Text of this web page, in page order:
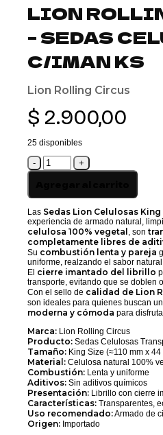
LION
– SEDAS
C/IMAN KS
Lion Rolling Circus
$ 2.900,00
25 disponibles
LION
ROLLING
SEDAS
CELULOSAS
C/IMAN
KS
cantidad
Las Sedas Lion Celulosas
experiencia de armado natural,
celulosa 100% vegetal , son
completamente libres de
Su combustión lenta y pareja
uniforme, realzando el sabor
El cierre imantado del librillo
transporte, evitando que se doblen
Con el sello de calidad de Lion
son ideales para quienes buscan
moderna y cómoda para
Marca: Lion Rolling Circus
Producto: Sedas Celulosas
Tamaño: King Size (≈110 mm x 44
Material: Celulosa natural 100%
Combustión: Lenta y uniforme
Aditivos: Sin aditivos químicos
Presentación: Librillo con cierre
Características: Transparentes,
Uso recomendado:Armado de
Origen: Importado